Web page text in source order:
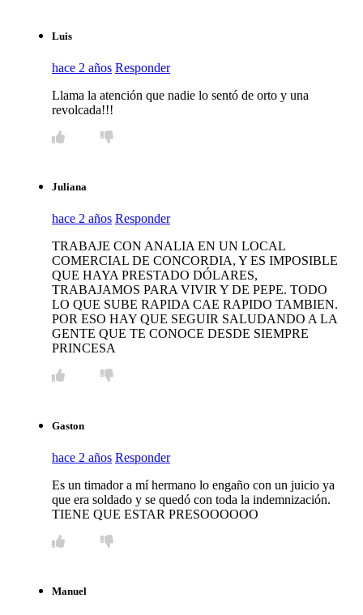
Luis
hace 2 años Responder
Llama la atención que nadie lo sentó de orto y una
revolcada!!!
Juliana
hace 2 años Responder
TRABAJE CON ANALIA EN UN LOCAL
COMERCIAL DE CONCORDIA, Y ES IMPOSIBLE
QUE HAYA PRESTADO DÓLARES,
TRABAJAMOS PARA VIVIR Y DE PEPE. TODO
LO QUE SUBE RAPIDA CAE RAPIDO TAMBIEN.
POR ESO HAY QUE SEGUIR SALUDANDO A LA
GENTE QUE TE CONOCE DESDE SIEMPRE
PRINCESA
Gaston
hace 2 años Responder
Es un timador a mí hermano lo engaño con un juicio ya
que era soldado y se quedó con toda la indemnización.
TIENE QUE ESTAR PRESOOOOOO
Manuel